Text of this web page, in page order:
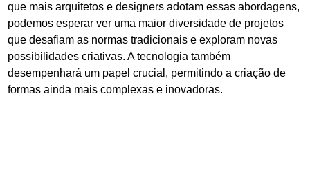
que mais arquitetos e designers adotam essas abordagens,
podemos esperar ver uma maior diversidade de projetos
que desafiam as normas tradicionais e exploram novas
possibilidades criativas. A tecnologia também
desempenhará um papel crucial, permitindo a criação de
formas ainda mais complexas e inovadoras.